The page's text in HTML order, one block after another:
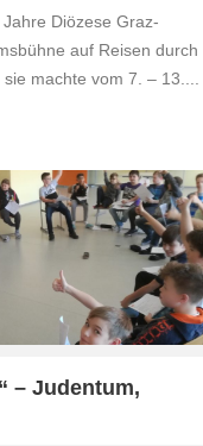
Diözese Graz-
auf Reisen durch
machte vom 7. – 13....
– Judentum,